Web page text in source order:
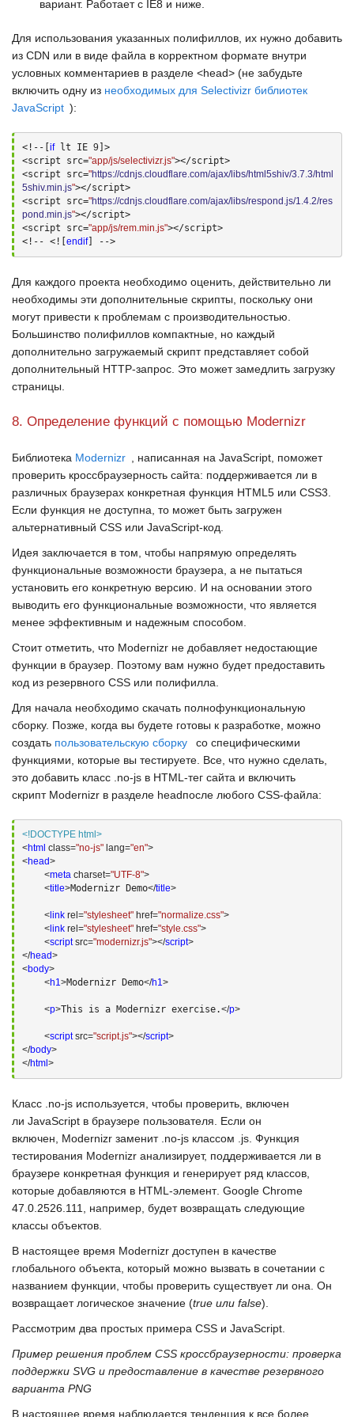
вариант. Работает с IE8 и ниже.
Для использования указанных полифиллов, их нужно добавить
из CDN или в виде файла в корректном формате внутри
условных комментариев в разделе <head> (не забудьте
включить одну из необходимых для Selectivizr библиотек
JavaScript ):
<!--[ if lt IE 9 ]>
<script src="app/js/selectivizr.js"></script>
<script src="https://cdnjs.cloudflare.com/ajax/libs/html5shiv/3.7.3/html
5shiv.min.js"></script>
<script src="https://cdnjs.cloudflare.com/ajax/libs/respond.js/1.4.2/res
pond.min.js"></script>
<script src="app/js/rem.min.js"></script>
<!-- <![ endif] -->
Для каждого проекта необходимо оценить, действительно ли
необходимы эти дополнительные скрипты, поскольку они
могут привести к проблемам с производительностью.
Большинство полифиллов компактные, но каждый
дополнительно загружаемый скрипт представляет собой
дополнительный HTTP-запрос . Это может замедлить загрузку
страницы.
8. Определение функций с помощью Modernizr
Библиотека Modernizr , написанная на JavaScript , поможет
проверить кроссбраузерность сайта: поддерживается ли в
различных браузерах конкретная функция HTML5 или CSS3
Если функция не доступна, то может быть загружен
альтернативный CSS или JavaScript-код
Идея заключается в том, чтобы напрямую определять
функциональные возможности браузера, а не пытаться
установить его конкретную версию. И на основании этого
выводить его функциональные возможности, что является
менее эффективным и надежным способом.
Стоит отметить, что Modernizr не добавляет недостающие
функции в браузер. Поэтому вам нужно будет предоставить
код из резервного CSS или полифилла.
Для начала необходимо скачать полнофункциональную
сборку. Позже, когда вы будете готовы к разработке, можно
создать пользовательскую сборку
со специфическими
функциями, которые вы тестируете. Все, что нужно сделать,
это добавить класс .no-js в HTML-тег сайта и включить
скрипт Modernizr в разделе headпосле любого CSS-файла:
<!DOCTYPE html>
<html class="no-js" lang="en">
<head>
<meta charset="UTF-8">
<title>Modernizr Demo</title>
< link rel="stylesheet" href="normalize.css">
< link rel="stylesheet" href="style.css">
<script src="modernizr.js"></script>
</head>
<body>
<h1>Modernizr Demo</h1>
<p>This is a Modernizr exercise.</p>
<script src="script.js"></script>
</body>
</html >
Класс .no-js используется, чтобы проверить, включен
ли JavaScript в браузере пользователя. Если он
включен, Modernizr заменит .no-js классом .js . Функция
тестирования Modernizr анализирует, поддерживается ли в
браузере конкретная функция и генерирует ряд классов,
которые добавляются в HTML-элемент. Google Chrome
47.0.2526.111
, например, будет возвращать следующие
классы объектов.
В настоящее время Modernizr доступен в качестве
глобального объекта, который можно вызвать в сочетании с
названием функции, чтобы проверить существует ли она. Он
возвращает логическое значение (true или false).
Рассмотрим два простых примера CSS и JavaScript
Пример решения проблем CSS кроссбраузерности: проверка
поддержки SVG и предоставление в качестве резервного
варианта PNG
В настоящее время наблюдается тенденция к все более